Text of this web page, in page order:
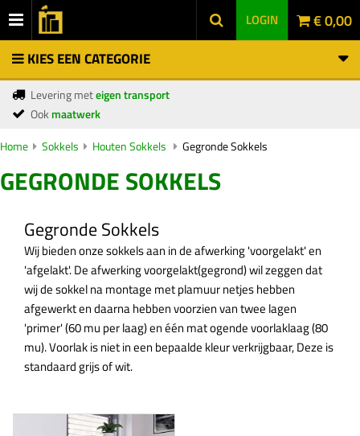
LOGIN € 0,00
KIES EEN CATEGORIE
Levering meteigen transport
Ookmaatwerk
Home Sokkels Houten Sokkels Gegronde Sokkels
GEGRONDE SOKKELS
Gegronde Sokkels
Wij bieden onze sokkels aan in de afwerking 'voorgelakt' en
'afgelakt'. De afwerking voorgelakt(gegrond) wil zeggen dat
wij de sokkel na montage met plamuur netjes hebben
afgewerkt en daarna hebben voorzien van twee lagen
'primer' (60 mu per laag) en één mat ogende voorlaklaag (80
mu). Voorlak is niet in een bepaalde kleur verkrijgbaar, Deze is
standaard grijs of wit.